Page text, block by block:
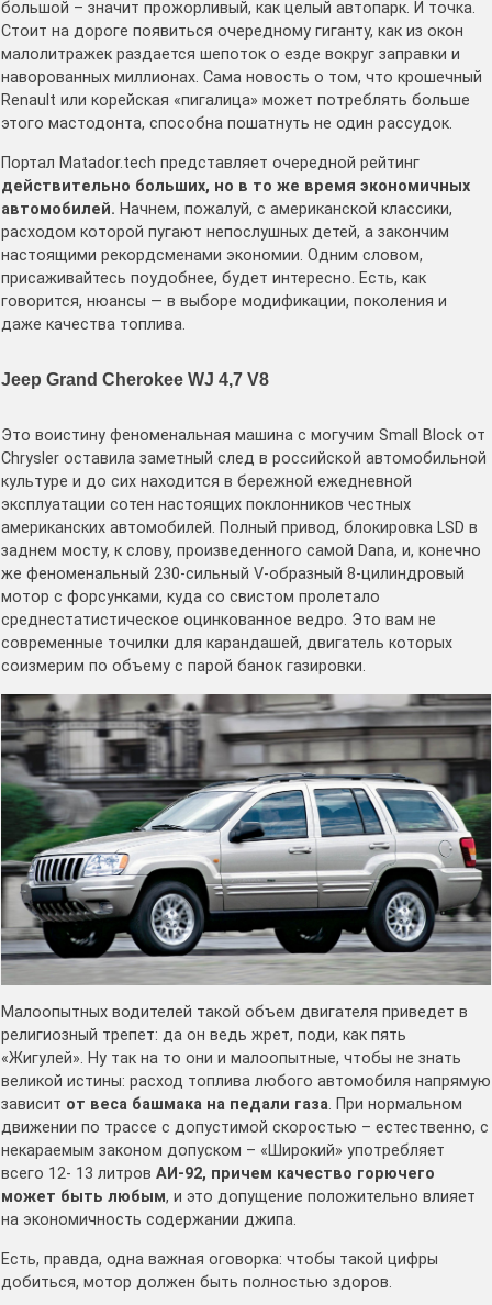
большой – значит прожорливый, как целый автопарк. И точка.
Стоит на дороге появиться очередному гиганту, как из окон
малолитражек раздается шепоток о езде вокруг заправки и
наворованных миллионах. Сама новость о том, что крошечный
Renault или корейская «пигалица» может потреблять больше
этого мастодонта, способна пошатнуть не один рассудок.
Портал Matador.tech представляет очередной рейтинг
действительно больших, но в то же время экономичных
автомобилей. Начнем, пожалуй, с американской классики,
расходом которой пугают непослушных детей, а закончим
настоящими рекордсменами экономии. Одним словом,
присаживайтесь поудобнее, будет интересно. Есть, как
говорится, нюансы — в выборе модификации, поколения и
даже качества топлива.
Jeep Grand Cherokee WJ 4,7 V8
Это воистину феноменальная машина с могучим Small Block от
Chrysler оставила заметный след в российской автомобильной
культуре и до сих находится в бережной ежедневной
эксплуатации сотен настоящих поклонников честных
американских автомобилей. Полный привод, блокировка LSD в
заднем мосту, к слову, произведенного самой Dana, и, конечно
же феноменальный 230-сильный V-образный 8-цилиндровый
мотор с форсунками, куда со свистом пролетало
среднестатистическое оцинкованное ведро. Это вам не
современные точилки для карандашей, двигатель которых
соизмерим по объему с парой банок газировки.
Малоопытных водителей такой объем двигателя приведет в
религиозный трепет: да он ведь жрет, поди, как пять
«Жигулей». Ну так на то они и малоопытные, чтобы не знать
великой истины: расход топлива любого автомобиля напрямую
зависит от веса башмака на педали газа. При нормальном
движении по трассе с допустимой скоростью – естественно, с
некараемым законом допуском – «Широкий» употребляет
всего 12- 13 литров АИ-92, причем качество горючего
может быть любым, и это допущение положительно влияет
на экономичность содержании джипа.
Есть, правда, одна важная оговорка: чтобы такой цифры
добиться, мотор должен быть полностью здоров.